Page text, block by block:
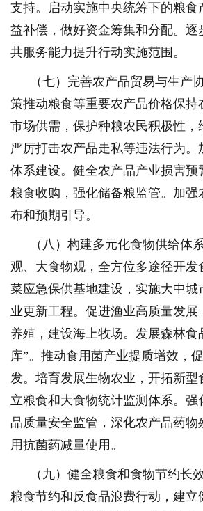
支持。启动实施中央统筹下的粮食
益补偿，做好资金筹集和分配。逐
共服务能力提升行动实施范围。
（七）完善农产品贸易与生产
策推动粮食等重要农产品价格保持
市场供需，保护种粮农民积极性，
严厉打击农产品走私等违法行为。
体系建设。健全农产品产业损害预
粮食收购，强化储备粮监管。加强
布和预期引导。
（八）构建多元化食物供给体
观、大食物观，全方位多途径开发
菜应急保供基地建设，实施大中城
业更新工程。促进渔业高质量发展
养殖，建设海上牧场。发展森林食
库”。推动食用菌产业提质增效，
发。培育发展生物农业，开拓新型
立粮食和大食物统计监测体系。强
品质量安全监管，深化农产品药物
用抗菌药减量使用。
（九）健全粮食和食物节约长
粮食节约和反食品浪费行动，建立